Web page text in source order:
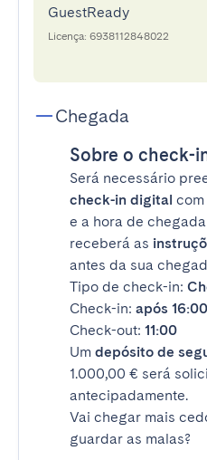
GuestReady
Licença: 6938112848022
Chegada
Sobre o check-
Será necessário
check-in digital
e a hora de
receberá as
antes da sua
Tipo de check-in:
Check-in: após 16:00
Check-out: 11:00
Um depósito de
1.000,00 € será
antecipadamente.
Vai chegar mais
guardar as malas?